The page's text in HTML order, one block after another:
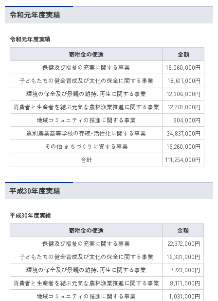
令和元年度実績
令和元年度実績
寄附金の使途
金額
保健及び福祉の充実に関する事業
16,060,000円
子どもたちの健全育成及び文化の保全に関する事業
18,617,000円
環境の保全及び景観の維持、再生に関する事業
12,306,000円
消費者と生産者を結ぶ元気な農林漁業推進に関する事業
12,270,000円
地域コミュニティの推進に関する事業
904,000円
遠別農業高等学校の存続・活性化に関する事業
34,837,000円
その他 まちづくりに資する事業
16,260,000円
合計
111,254,000円
平成30年度実績
平成30年度実績
寄附金の使途
金額
保健及び福祉の充実に関する事業
22,372,000円
子どもたちの健全育成及び文化の保全に関する事業
16,331,000円
環境の保全及び景観の維持、再生に関する事業
7,723,000円
消費者と生産者を結ぶ元気な農林漁業推進に関する事業
8,111,000円
地域コミュニティの推進に関する事業
1,031,000円